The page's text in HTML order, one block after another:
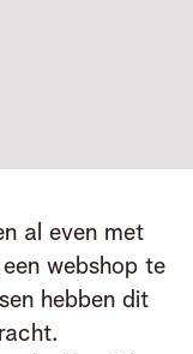
al even met
webshop te
hebben dit